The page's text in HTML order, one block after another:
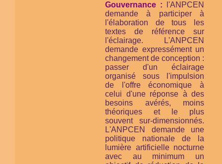
Gouvernance :
l'ANPCEN
demande à participer à
l'élaboration de tous les
textes de référence sur
l'éclairage. L'ANPCEN
demande expressément un
changement de conception :
passer d'un éclairage
organisé sous l'impulsion
de l'offre économique à
celui d'une réponse à des
besoins avérés, moins
théoriques et le plus
souvent sur-dimensionnés.
L'ANPCEN demande une
politique nationale de la
lumière artificielle nocturne
avec au minimum un